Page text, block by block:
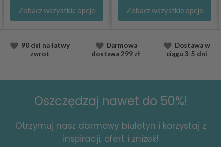
Zobacz wszystkie opcje Zobacz wszystkie opcje
90 dni na łatwy
zwrot
Darmowa
dostawa299 zł
Dostawaw
ciągu 3-5 dni
Oszczędzaj nawet do 50%!
Otrzymuj nasz darmowy biuletyn i korzystaj z
inspiracji, ofert i zniżek!